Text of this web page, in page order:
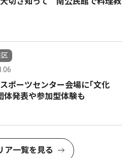
ポーツセンター会場に｢文化
発表や参加型体験も
ア一覧を見る